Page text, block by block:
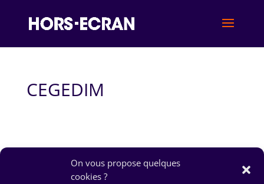
On vous propose quelques
cookies ?
CEGEDIM